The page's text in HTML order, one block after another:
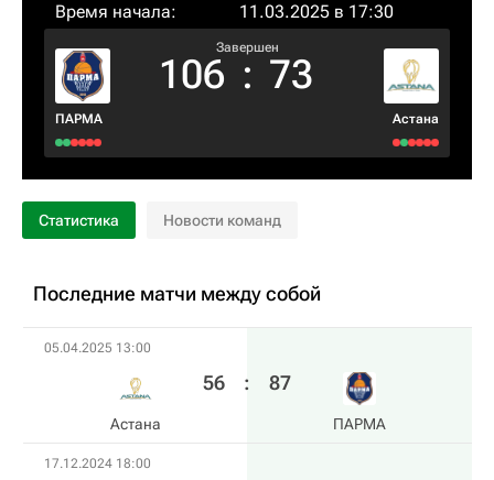
Время начала:
11.03.2025 в 17:30
ПАРМА
Завершен
106 : 73
Астана
Статистика Новости команд
Последние матчи между собой
05.04.2025 13:00
Астана
56 : 87
ПАРМА
17.12.2024 18:00